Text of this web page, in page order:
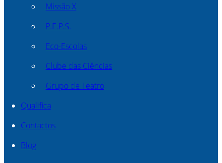
Missão X
P.E.P.S.
Eco-Escolas
Clube das Ciências
Grupo de Teatro
Qualifica
Contactos
Blog